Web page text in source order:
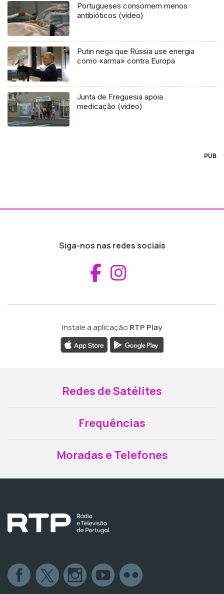
Portugueses consomem menos
antibióticos (vídeo)
Putin nega que Rússia use energia
como «arma» contra Europa
Junta de Freguesia apoia
medicação (vídeo)
PUB
Siga-nos nas redes sociais
Aceder ao
Instale a aplicação RTP Play
Redes de Satélites
Frequências
Moradas e Telefones